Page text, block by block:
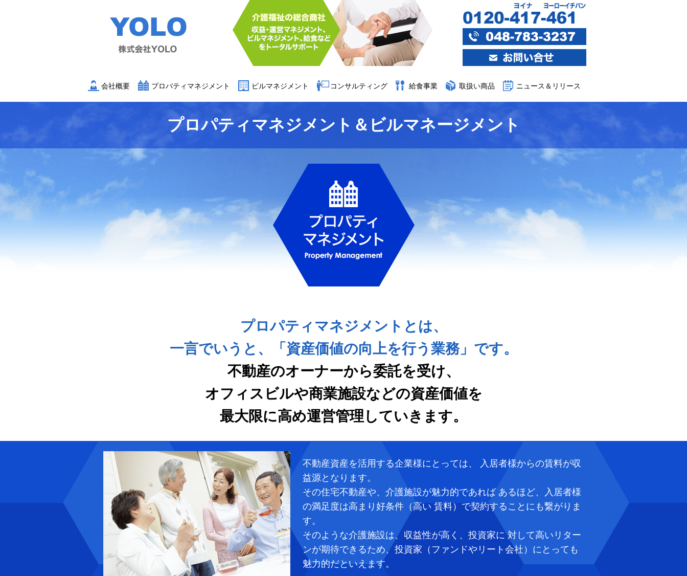
会社概要 プロパティマネジメント ビルマネジメント コンサルティング 給食事業 取扱い商品 ニュース＆リリース
プロパティマネジメント＆ビルマネージメント
プロパティマネジメントとは、
一言でいうと、「資産価値の向上を行う業務」です。
不動産のオーナーから委託を受け、
オフィスビルや商業施設などの資産価値を
最大限に高め運営管理していきます。
不動産資産を活用する企業様にとっては、 入居者様からの賃料が収
益源となります。
その住宅不動産や、介護施設が魅力的であれば あるほど、入居者様
の満足度は高まり好条件（高い 賃料）で契約することにも繋がりま
す。
そのような介護施設は、収益性が高く、投資家に 対して高いリター
ンが期待できるため、投資家（ファンドやリート会社）にとっても
魅力的だといえます。